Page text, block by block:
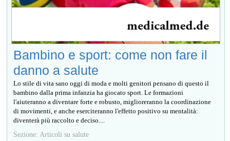
Bambino e sport: come non fare il
danno a salute
Lo stile di vita sano oggi di moda e molti genitori pensano di questo il
bambino dalla prima infanzia ha giocato sport. Le formazioni
l'aiuteranno a diventare forte e robusto, miglioreranno la coordinazione
di movimenti, e anche eserciteranno l'effetto positivo su mentalità:
diventerà più raccolto e deciso....
Sezione: Articoli su salute